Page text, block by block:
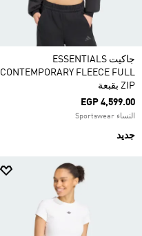
جاكيت ESSENTIALS
CONTEMPORARY FLEECE FULL
ZIP بقبعة
EGP 4,599.00
النساء Sportswear
جديد